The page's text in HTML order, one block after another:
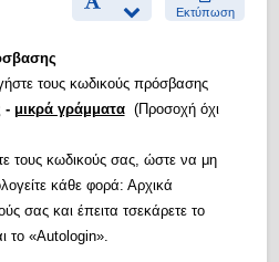
Εκτύπωση
τους κωδικούς πρόσβασης
- μικρά γράμματα(Προσοχή όχι
τους κωδικούς σας, ώστε να μη
κάθε φορά: Αρχικά
σας και έπειτα τσεκάρετε το
το «Autologin».